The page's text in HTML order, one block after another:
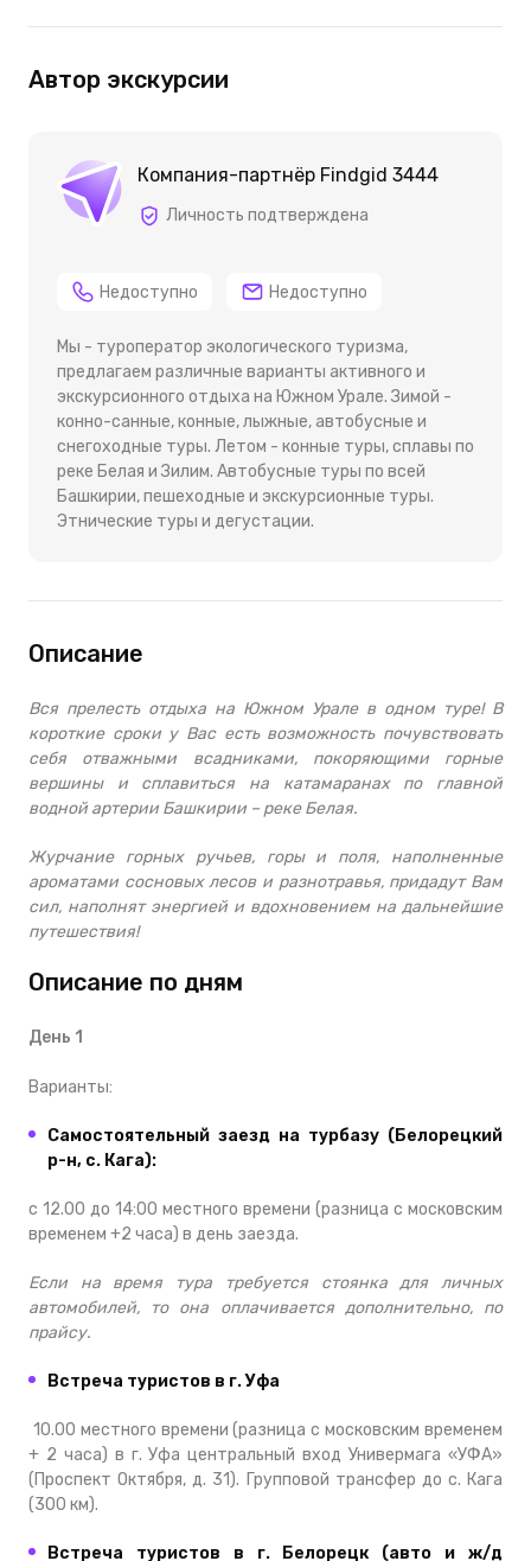
Автор экскурсии
Компания-партнёр Findgid 3444
Личность подтверждена
Недоступно Недоступно
Мы - туроператор экологического туризма,
предлагаем различные варианты активного и
экскурсионного отдыха на Южном Урале. Зимой -
конно-санные, конные, лыжные, автобусные и
снегоходные туры. Летом - конные туры, сплавы по
реке Белая и Зилим. Автобусные туры по всей
Башкирии, пешеходные и экскурсионные туры.
Этнические туры и дегустации.
Описание
Вся прелесть отдыха на Южном Урале в одном туре! В
короткие сроки у Вас есть возможность почувствовать
себя отважными всадниками, покоряющими горные
вершины и сплавиться на катамаранах по главной
водной артерии Башкирии – реке Белая.
Журчание горных ручьев, горы и поля, наполненные
ароматами сосновых лесов и разнотравья, придадут Вам
сил, наполнят энергией и вдохновением на дальнейшие
путешествия!
Описание по дням
День 1
Варианты:
Самостоятельный заезд на турбазу (Белорецкий
р-н, с. Кага):
с 12.00 до 14:00 местного времени (разница с московским
временем +2 часа) в день заезда.
Если на время тура требуется стоянка для личных
автомобилей, то она оплачивается дополнительно, по
прайсу.
Встреча туристов в г. Уфа
10.00 местного времени (разница с московским временем
+ 2 часа) в г. Уфа центральный вход Универмага «УФА»
(Проспект Октября, д. 31). Групповой трансфер до с. Кага
(300 км).
Встреча туристов в г. Белорецк (авто и ж/д